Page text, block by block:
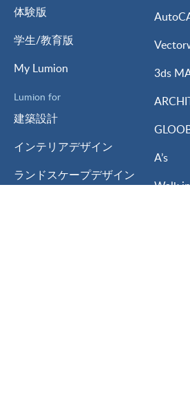
体験版
学生/教育版
My Lumion
Lumion for
建築設計
インテリアデザイン
ランドスケープデザイン
3ds
A’s
Walk